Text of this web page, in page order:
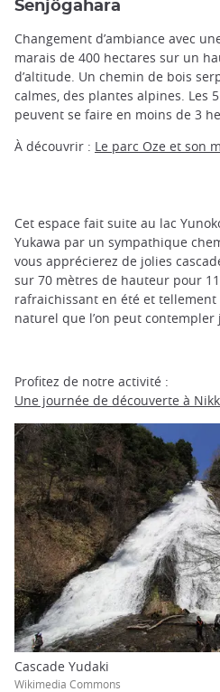
Senjôgahara
Changement d’ambiance avec
marais de 400 hectares sur un
d’altitude. Un chemin de bois
calmes, des plantes alpines. Les
peuvent se faire en moins de 3
À découvrir : Le parc Oze et son
Cet espace fait suite au lac
Yukawa par un sympathique
vous apprécierez de jolies
sur 70 mètres de hauteur pour
rafraichissant en été et
naturel que l’on peut contempler
Profitez de notre activité :
Une journée de découverte à
Cascade Yudaki
Wikimedia Commons